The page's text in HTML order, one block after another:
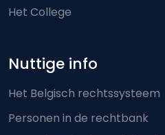
Het College
Nuttige info
Het Belgisch rechtssysteem
Personen in de rechtbank